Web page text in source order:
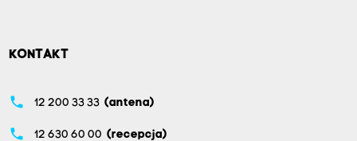
KONTAKT
phone 12 200 33 33 (antena)
phone 12 630 60 00 (recepcja)